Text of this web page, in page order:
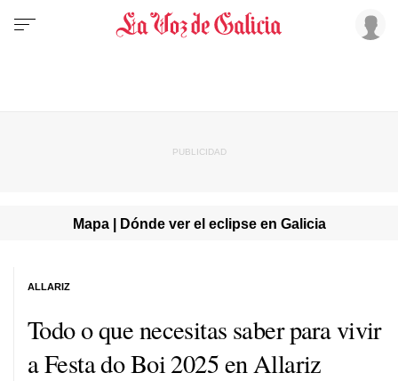
Mapa | Dónde ver el eclipse en Galicia
Todo o que necesitas saber para vivir
a Festa do Boi 2025 en Allariz
ALLARIZ